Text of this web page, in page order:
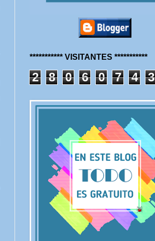
*********** VISITANTES ***********
2 8 0 6 0 7 4 3